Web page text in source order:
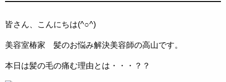
皆さん、こんにちは(^○^)
美容室椿家 髪のお悩み解決美容師の高山です。
本日は髪の毛の痛む理由とは・・・？？